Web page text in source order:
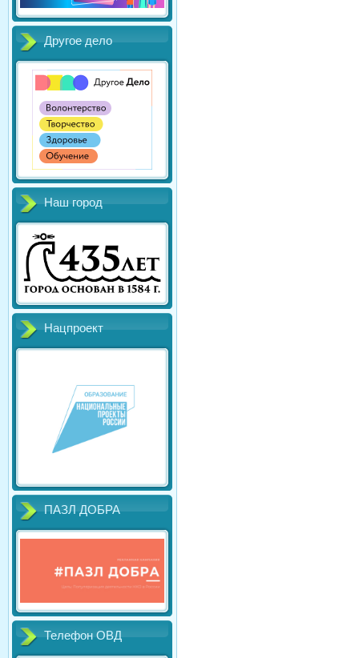
Другое дело
Наш город
Нацпроект
ПАЗЛ ДОБРА
Телефон ОВД